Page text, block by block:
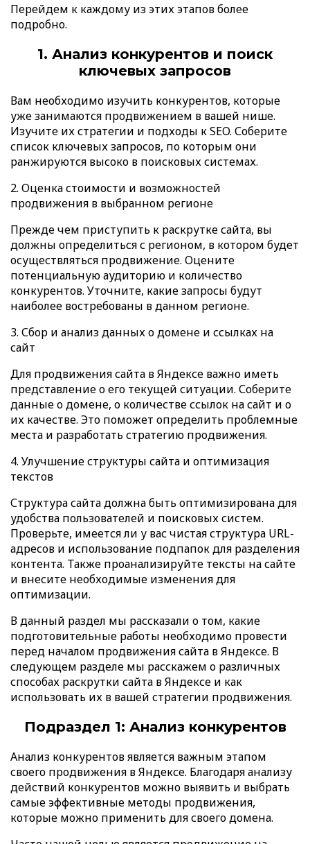
Перейдем к каждому из этих этапов более
подробно.
1. Анализ конкурентов и поиск
ключевых запросов
Вам необходимо изучить конкурентов, которые
уже занимаются продвижением в вашей нише.
Изучите их стратегии и подходы к SEO. Соберите
список ключевых запросов, по которым они
ранжируются высоко в поисковых системах.
2. Оценка стоимости и возможностей
продвижения в выбранном регионе
Прежде чем приступить к раскрутке сайта, вы
должны определиться с регионом, в котором будет
осуществляться продвижение. Оцените
потенциальную аудиторию и количество
конкурентов. Уточните, какие запросы будут
наиболее востребованы в данном регионе.
3. Сбор и анализ данных о домене и ссылках на
сайт
Для продвижения сайта в Яндексе важно иметь
представление о его текущей ситуации. Соберите
данные о домене, о количестве ссылок на сайт и о
их качестве. Это поможет определить проблемные
места и разработать стратегию продвижения.
4. Улучшение структуры сайта и оптимизация
текстов
Структура сайта должна быть оптимизирована для
удобства пользователей и поисковых систем.
Проверьте, имеется ли у вас чистая структура URL-
адресов и использование подпапок для разделения
контента. Также проанализируйте тексты на сайте
и внесите необходимые изменения для
оптимизации.
В данный раздел мы рассказали о том, какие
подготовительные работы необходимо провести
перед началом продвижения сайта в Яндексе. В
следующем разделе мы расскажем о различных
способах раскрутки сайта в Яндексе и как
использовать их в вашей стратегии продвижения.
Подраздел 1: Анализ конкурентов
Анализ конкурентов является важным этапом
своего продвижения в Яндексе. Благодаря анализу
действий конкурентов можно выявить и выбрать
самые эффективные методы продвижения,
которые можно применить для своего домена.